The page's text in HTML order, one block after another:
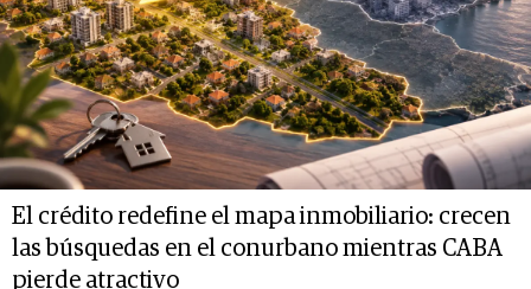
El crédito redefine el mapa inmobiliario: crecen
las búsquedas en el conurbano mientras CABA
pierde atractivo